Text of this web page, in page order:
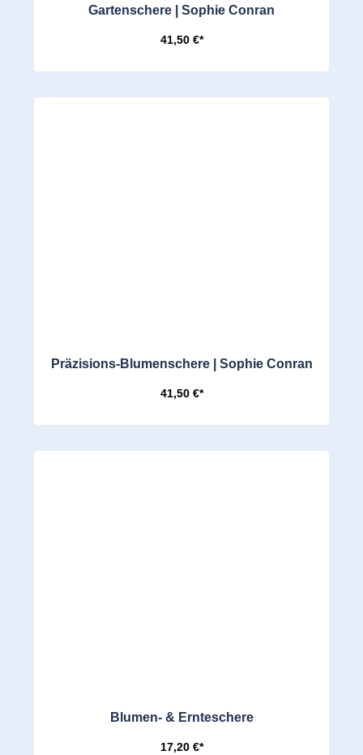
Gartenschere | Sophie Conran
41,50 €*
Präzisions-Blumenschere | Sophie Conran
41,50 €*
Blumen- & Ernteschere
17,20 €*